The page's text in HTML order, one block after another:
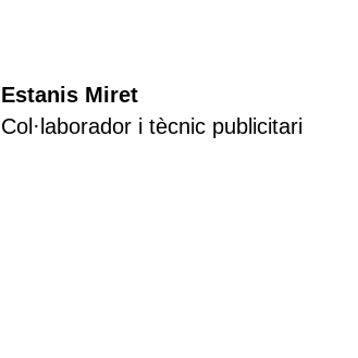
Estanis Miret
Col·laborador i tècnic publicitari